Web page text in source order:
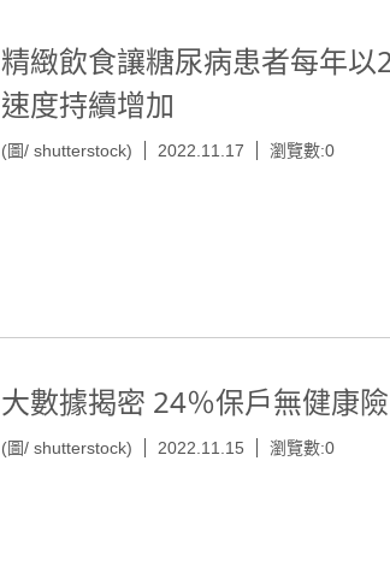
精緻飲食讓糖尿病患者每年以
速度持續增加
(圖/ shutterstock) 2022.11.17 瀏覽數:0
大數據揭密 24％保戶無健康險
(圖/ shutterstock) 2022.11.15 瀏覽數:0